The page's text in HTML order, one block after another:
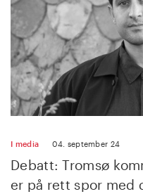
I media 04. september 24
Debatt: Tromsø
er på rett spor med